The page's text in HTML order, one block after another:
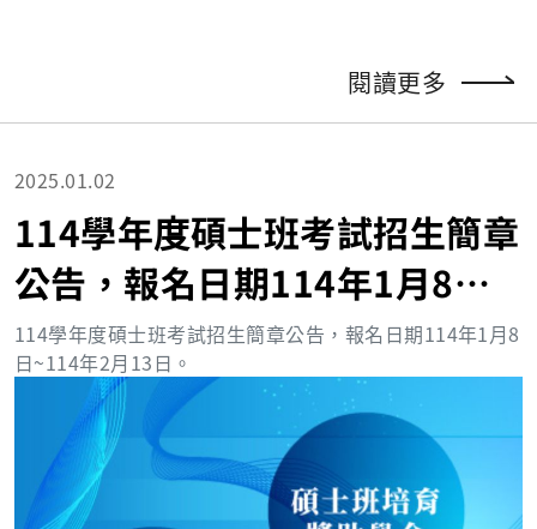
閱讀更多
2025.01.02
114學年度碩士班考試招生簡章
公告，報名日期114年1月8日
~114年2月13日。
114學年度碩士班考試招生簡章公告，報名日期114年1月8
日~114年2月 13 日。